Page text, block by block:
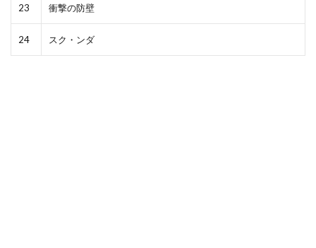
23 衝撃の防壁
24 スク・ンダ